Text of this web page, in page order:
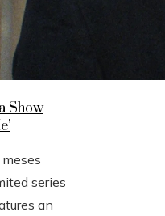
Show
series
an